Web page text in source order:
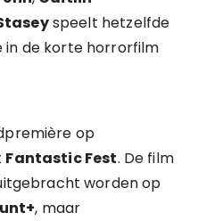
speelt hetzelfde
in de korte horrorfilm
op
Fantastic Fest. De film
worden op
, maar